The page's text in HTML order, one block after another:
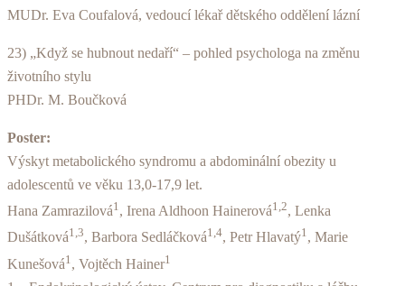
MUDr. Eva Coufalová, vedoucí lékař dětského oddělení lázní
23) „Když se hubnout nedaří“ – pohled psychologa na změnu
životního stylu
PHDr. M. Boučková
Poster:
Výskyt metabolického syndromu a abdominální obezity u
adolescentů ve věku 13,0-17,9 let.
Hana Zamrazilová1 , Irena Aldhoon Hainerová1,2, Lenka
Dušátková1,3, Barbora Sedláčková1,4, Petr Hlavatý1, Marie
Kunešová1 , Vojtěch Hainer1